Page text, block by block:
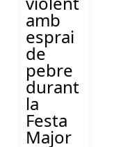
amb
esprai
de
pebre
durant
la
Festa
Major